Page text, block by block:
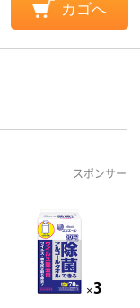
カゴへ
スポンサー